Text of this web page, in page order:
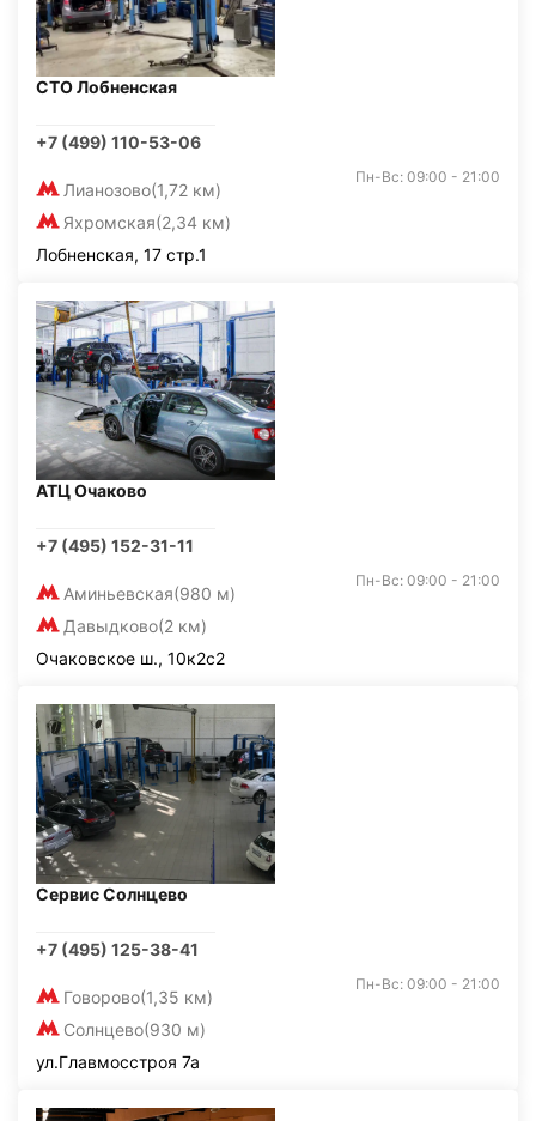
СТО Лобненская
+7 (499) 110-53-06
Лианозово(1,72 км)
Яхромская(2,34 км)
Пн-Вс: 09:00 - 21:00
Лобненская, 17 стр.1
АТЦ Очаково
+7 (495) 152-31-11
Аминьевская(980 м)
Давыдково(2 км)
Пн-Вс: 09:00 - 21:00
Очаковское ш., 10к2с2
Сервис Солнцево
+7 (495) 125-38-41
Говорово(1,35 км)
Солнцево(930 м)
Пн-Вс: 09:00 - 21:00
ул.Главмосстроя 7а